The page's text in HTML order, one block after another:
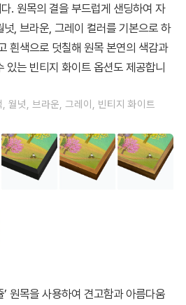
. 원목의 결을 부드럽게 샌딩하여 자
, 브라운, 그레이 컬러를 기본으로 하
흰색으로 덧칠해 원목 본연의 색감과
있는 빈티지 화이트 옵션도 제공합니
월넛, 브라운, 그레이, 빈티지 화이트
원목을 사용하여 견고함과 아름다움